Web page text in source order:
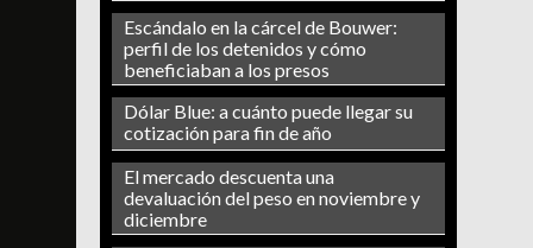
Escándalo en la cárcel de Bouwer:
perfil de los detenidos y cómo
beneficiaban a los presos
Dólar Blue: a cuánto puede llegar su
cotización para fin de año
El mercado descuenta una
devaluación del peso en noviembre y
diciembre